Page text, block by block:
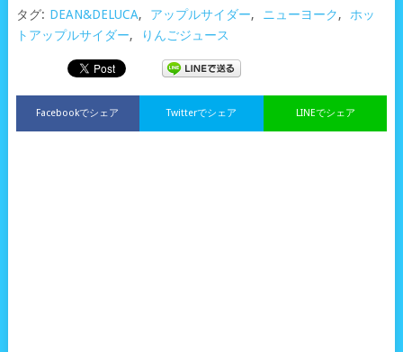
タグ: DEAN&DELUCA, アップルサイダー, ニューヨーク,
ホッ
トアップルサイダー, りんごジュース
Facebookでシェア LINEでシェア
Twitterでシェア